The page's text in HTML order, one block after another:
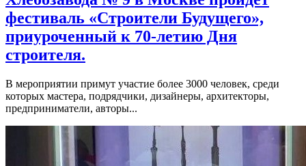
фестиваль «Строители Будущего»,
приуроченный к 70-летию Дня
строителя.
В мероприятии примут участие более 3000 человек, среди
которых мастера, подрядчики, дизайнеры, архитекторы,
предприниматели, авторы...